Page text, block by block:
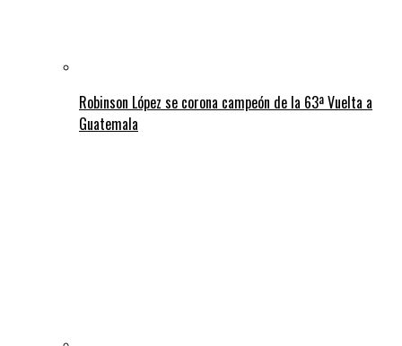
Robinson López se corona campeón de la 63ª Vuelta a
Guatemala